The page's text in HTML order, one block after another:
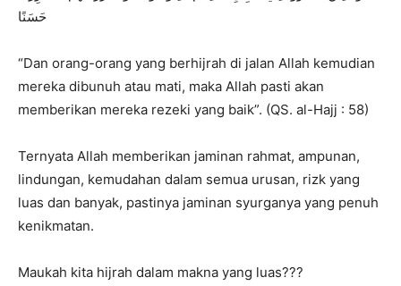
حَسَنًا
“Dan orang-orang yang berhijrah di jalan Allah kemudian
mereka dibunuh atau mati, maka Allah pasti akan
memberikan mereka rezeki yang baik”. (QS. al-Hajj : 58)
Ternyata Allah memberikan jaminan rahmat, ampunan,
lindungan, kemudahan dalam semua urusan, rizk yang
luas dan banyak, pastinya jaminan syurganya yang penuh
kenikmatan.
Maukah kita hijrah dalam makna yang luas???